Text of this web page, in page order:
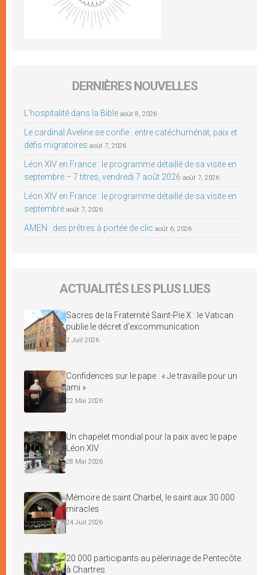
DERNIÈRES NOUVELLES
L’hospitalité dans la Bible août 8, 2026
Le cardinal Aveline se confie : entre catéchuménat, paix et
défis migratoires août 7, 2026
Léon XIV en France : le programme détaillé de sa visite en
septembre – 7 titres, vendredi 7 août 2026 août 7, 2026
Léon XIV en France : le programme détaillé de sa visite en
septembre août 7, 2026
AMEN : des prêtres à portée de clic août 6, 2026
ACTUALITÉS LES PLUS LUES
Sacres de la Fraternité Saint-Pie X : le Vatican
publie le décret d’excommunication
2 Juil 2026
Confidences sur le pape : « Je travaille pour un
ami »
22 Mai 2026
Un chapelet mondial pour la paix avec le pape
Léon XIV
28 Mai 2026
Mémoire de saint Charbel, le saint aux 30 000
miracles
24 Juil 2026
20 000 participants au pèlerinage de Pentecôte
à Chartres